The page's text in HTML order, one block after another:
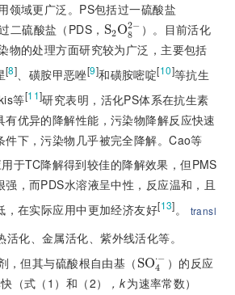
领域更广泛。PS包括过一硫酸盐
二硫酸盐（PDS， S2O2−
8
）。目前活化
物的处理方面研究较为广泛，主要包括
[8] 、磺胺甲恶唑[9]和磺胺嘧啶[10]等抗生
等[11]研究表明，活化PS体系在抗生素
优异的降解性能，污染物降解反应快速
件下，污染物几乎被完全降解。Cao等
于TC降解得到较佳的降解效果，但PMS
，而PDS水溶液呈中性，反应温和，且
，在实际应用中更加经济友好[13]。 transl
活化、金属活化、紫外线活化等。
，但其与硫酸根自由基（ SO⋅−
4
）的反应
（式（1）和（2） ，k为速率常数）